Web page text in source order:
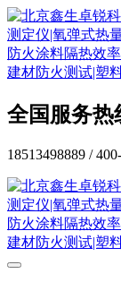
全国服务热
18513498889 /